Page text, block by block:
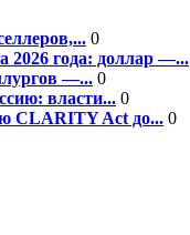
0
года: доллар —...
—... 0
власти... 0
CLARITY Act до... 0